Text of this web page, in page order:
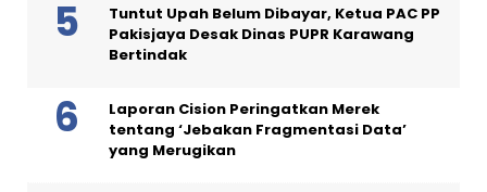
Tuntut Upah Belum Dibayar, Ketua PAC PP
Pakisjaya Desak Dinas PUPR Karawang
Bertindak
Laporan Cision Peringatkan Merek
tentang ‘Jebakan Fragmentasi Data’
yang Merugikan